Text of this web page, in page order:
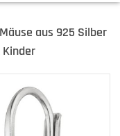
aus 925 Silber
Kinder